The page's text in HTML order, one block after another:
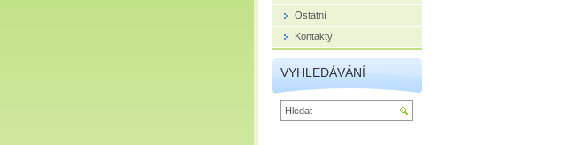
Ostatní
Kontakty
VYHLEDÁVÁNÍ